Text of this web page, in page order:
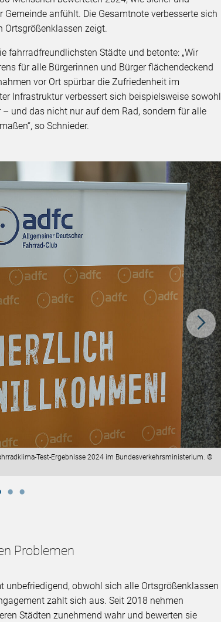
anfühlt. Die Gesamtnote verbesserte sich
Ortsgrößenklassen zeigt.
fahrradfreundlichsten Städte und betonte: „Wir
für alle Bürgerinnen und Bürger flächendeckend
vor Ort spürbar die Zufriedenheit im
Infrastruktur verbessert sich beispielsweise sowohl
und das nicht nur auf dem Rad, sondern für alle
so Schnieder.
Test-Ergebnisse 2024 im Bundesverkehrsministerium. ©
Problemen
obwohl sich alle Ortsgrößenklassen
zahlt sich aus. Seit 2018 nehmen
Städten zunehmend wahr und bewerten sie